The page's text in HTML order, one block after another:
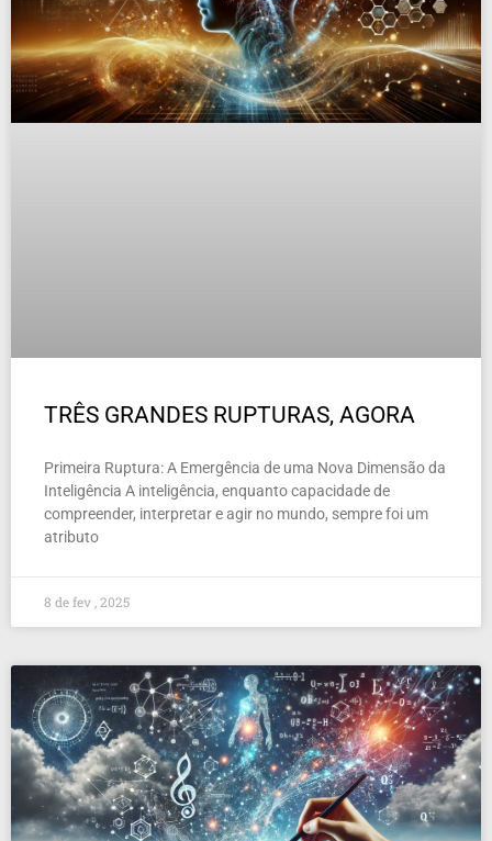
TRÊS GRANDES RUPTURAS, AGORA
Primeira Ruptura: A Emergência de uma Nova Dimensão da
Inteligência A inteligência, enquanto capacidade de
compreender, interpretar e agir no mundo, sempre foi um
atributo
8 de fev , 2025